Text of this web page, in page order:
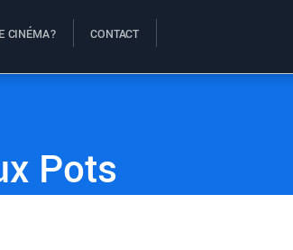
CINÉMA? CONTACT
Pots